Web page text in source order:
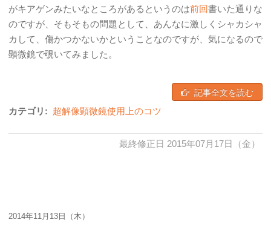
がキアゲンみたいなところがあるというのは前回書いた通りな
のですが、そもそもの問題として、あんなに激しくシャカシャ
カして、傷かつかないかということなのですが、気になるので
顕微鏡で覗いてみました。
記事全文を読む
カテゴリ: 超解像顕微鏡使用上のコツ
最終修正日 2015年07月17日（金）
2014年11月13日（木）